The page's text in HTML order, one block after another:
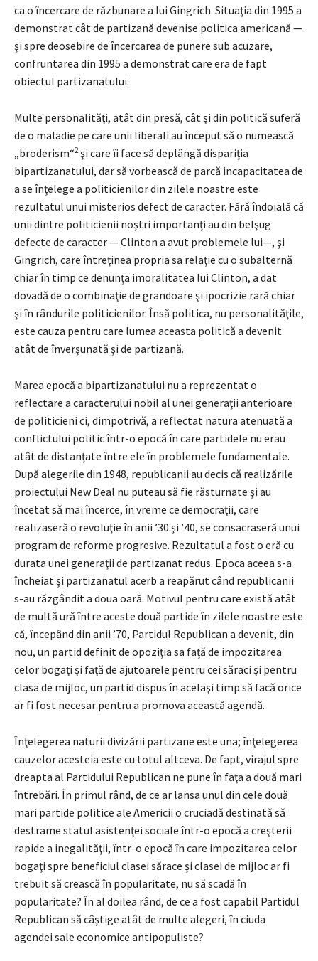
ca o încercare de răzbunare a lui Gingrich. Situaţia din 1995 a
demonstrat cât de partizană devenise politica americană —
şi spre deosebire de încercarea de punere sub acuzare,
confruntarea din 1995 a demonstrat care era de fapt
obiectul partizanatului.
Multe personalităţi, atât din presă, cât şi din politică suferă
de o maladie pe care unii liberali au început să o numească
„broderism“2 şi care îi face să deplângă dispariţia
bipartizanatului, dar să vorbească de parcă incapacitatea de
a se înţelege a politicienilor din zilele noastre este
rezultatul unui misterios defect de caracter. Fără îndoială că
unii dintre politicienii noştri importanţi au din belşug
defecte de caracter — Clinton a avut problemele lui—, şi
Gingrich, care întreţinea propria sa relaţie cu o subalternă
chiar în timp ce denunţa imoralitatea lui Clinton, a dat
dovadă de o combinaţie de grandoare şi ipocrizie rară chiar
şi în rândurile politicienilor. Însă politica, nu personalităţile,
este cauza pentru care lumea aceasta politică a devenit
atât de înverşunată şi de partizană.
Marea epocă a bipartizanatului nu a reprezentat o
reflectare a caracterului nobil al unei generaţii anterioare
de politicieni ci, dimpotrivă, a reflectat natura atenuată a
conflictului politic într-o epocă în care partidele nu erau
atât de distanţate între ele în problemele fundamentale.
După alegerile din 1948, republicanii au decis că realizările
proiectului New Deal nu puteau să fie răsturnate şi au
încetat să mai încerce, în vreme ce democraţii, care
realizaseră o revoluţie în anii ’30 şi ’40, se consacraseră unui
program de reforme progresive. Rezultatul a fost o eră cu
durata unei generaţii de partizanat redus. Epoca aceea s-a
încheiat şi partizanatul acerb a reapărut când republicanii
s-au răzgândit a doua oară. Motivul pentru care există atât
de multă ură între aceste două partide în zilele noastre este
că, începând din anii ’70, Partidul Republican a devenit, din
nou, un partid definit de opoziţia sa faţă de impozitarea
celor bogaţi şi faţă de ajutoarele pentru cei săraci şi pentru
clasa de mijloc, un partid dispus în acelaşi timp să facă orice
ar fi fost necesar pentru a promova această agendă.
Înţelegerea naturii divizării partizane este una; înţelegerea
cauzelor acesteia este cu totul altceva. De fapt, virajul spre
dreapta al Partidului Republican ne pune în faţa a două mari
întrebări. În primul rând, de ce ar lansa unul din cele două
mari partide politice ale Americii o cruciadă destinată să
destrame statul asistenţei sociale într-o epocă a creşterii
rapide a inegalităţii, într-o epocă în care impozitarea celor
bogaţi spre beneficiul clasei sărace şi clasei de mijloc ar fi
trebuit să crească în popularitate, nu să scadă în
popularitate? În al doilea rând, de ce a fost capabil Partidul
Republican să câştige atât de multe alegeri, în ciuda
agendei sale economice antipopuliste?